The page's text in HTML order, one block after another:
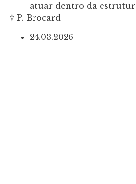
atuar dentro da
† P. Brocard
24.03.2026